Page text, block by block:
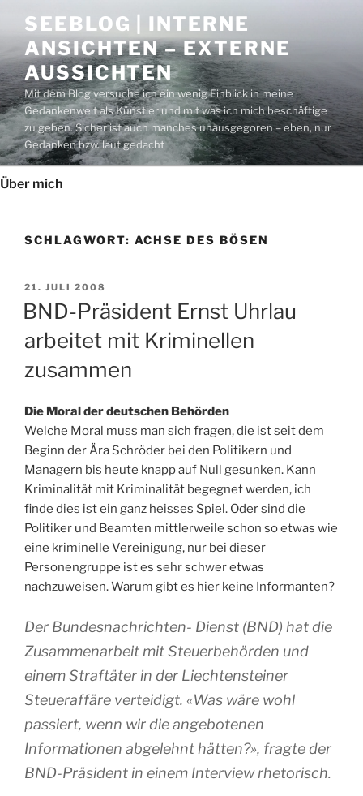
Inhalt
springen
SEEBLOG | INTERNE
ANSICHTEN – EXTERNE
AUSSICHTEN
Mit dem Blog versuche ich ein wenig Einblick in meine
Gedankenwelt als Künstler und mit was ich mich beschäftige
zu geben. Sicher ist auch manches unausgegoren – eben, nur
Gedanken bzw. laut gedacht
Über mich
SCHLAGWORT: ACHSE DES BÖSEN
VERÖFFENTLICHT
AM
21. JULI 2008
BND-Präsident Ernst Uhrlau
arbeitet mit Kriminellen
zusammen
Die Moral der deutschen Behörden
Welche Moral muss man sich fragen, die ist seit dem
Beginn der Ära Schröder bei den Politikern und
Managern bis heute knapp auf Null gesunken. Kann
Kriminalität mit Kriminalität begegnet werden, ich
finde dies ist ein ganz heisses Spiel. Oder sind die
Politiker und Beamten mittlerweile schon so etwas wie
eine kriminelle Vereinigung, nur bei dieser
Personengruppe ist es sehr schwer etwas
nachzuweisen. Warum gibt es hier keine Informanten?
Der Bundesnachrichten- Dienst (BND) hat die
Zusammenarbeit mit Steuerbehörden und
einem Straftäter in der Liechtensteiner
Steueraffäre verteidigt. «Was wäre wohl
passiert, wenn wir die angebotenen
Informationen abgelehnt hätten?», fragte der
BND-Präsident in einem Interview rhetorisch.